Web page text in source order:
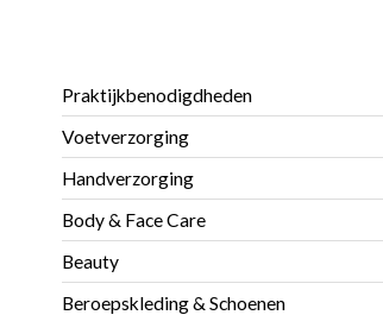
Praktijkbenodigdheden
Voetverzorging
Handverzorging
Body & Face Care
Beauty
Beroepskleding & Schoenen